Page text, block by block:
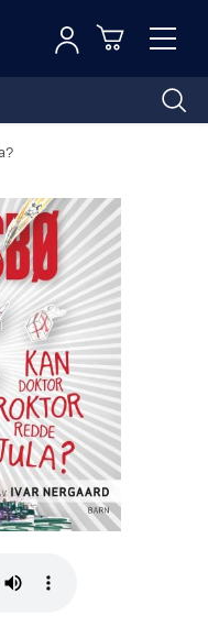
Toggle
Logg inn